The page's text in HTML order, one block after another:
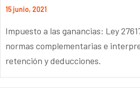
15 junio, 2021
Impuesto a las ganancias: Ley
normas complementarias e
retención y deducciones.